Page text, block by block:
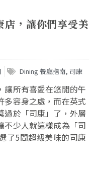
店，讓你們享受美
Dining 餐廳指南, 司康
讓所有喜愛在悠閒的午
多容身之處，而在英式
過於「司康」了，外層
不少人就這樣成為「司
了5間超級美味的司康